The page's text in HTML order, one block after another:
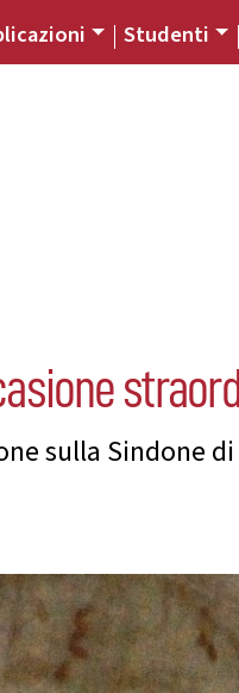
Studenti
sulla Sindone